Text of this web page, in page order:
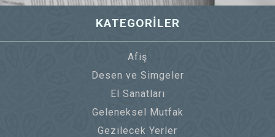
KATEGORİLER
Afiş
Desen ve Simgeler
El Sanatları
Geleneksel Mutfak
Gezilecek Yerler